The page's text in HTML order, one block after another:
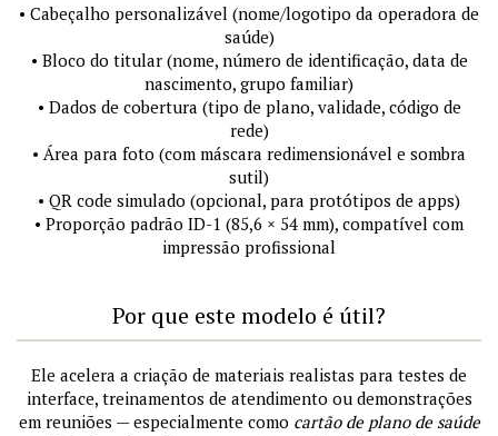
• Cabeçalho personalizável (nome/logotipo da operadora de
saúde)
• Bloco do titular (nome, número de identificação, data de
nascimento, grupo familiar)
• Dados de cobertura (tipo de plano, validade, código de
rede)
• Área para foto (com máscara redimensionável e sombra
sutil)
• QR code simulado (opcional, para protótipos de apps)
• Proporção padrão ID-1 (85,6 × 54 mm), compatível com
impressão profissional
Por que este modelo é útil?
Ele acelera a criação de materiais realistas para testes de
interface, treinamentos de atendimento ou demonstrações
em reuniões — especialmente como cartão de plano de saúde